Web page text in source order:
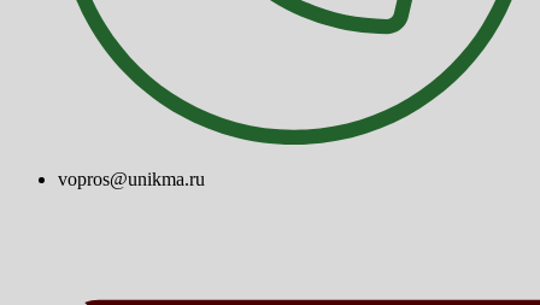
vopros@unikma.ru